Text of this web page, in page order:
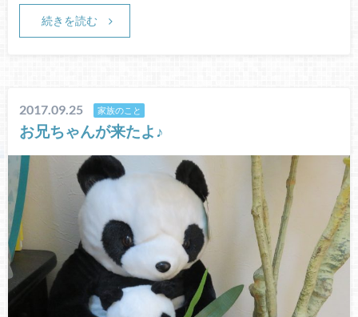
続きを読む
2017.09.25 家族のこと
お兄ちゃんが来たよ♪